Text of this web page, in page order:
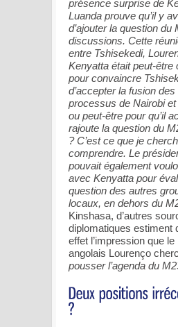
présence surprise de
Luanda prouve qu’il y
d’ajouter la question du
discussions. Cette
entre Tshisekedi,
Kenyatta était peut-être
pour convaincre
d’accepter la fusion
processus de Nairobi et
ou peut-être pour qu’il
rajoute la question du
? C’est ce que je
comprendre. Le
pouvait également
avec Kenyatta pour
question des autres
locaux, en dehors du
Kinshasa, d’autres
diplomatiques estiment
effet l’impression que
angolais Lourenço
pousser l’agenda du